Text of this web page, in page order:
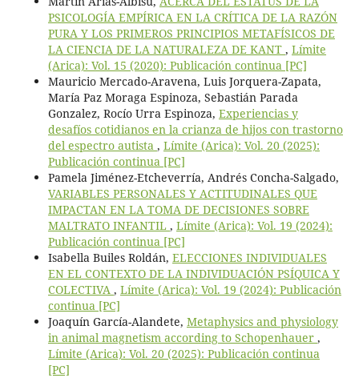
PSICOLOGÍA EMPÍRICA EN LA CRÍTICA DE LA RAZÓN
PURA Y LOS PRIMEROS PRINCIPIOS METAFÍSICOS DE
LA CIENCIA DE LA NATURALEZA DE KANT , Límite
(Arica): Vol. 15 (2020): Publicación continua [PC]
Mauricio Mercado-Aravena, Luis Jorquera-Zapata,
María Paz Moraga Espinoza, Sebastián Parada
Gonzalez, Rocío Urra Espinoza, Experiencias y
desafíos cotidianos en la crianza de hijos con trastorno
del espectro autista , Límite (Arica): Vol. 20 (2025):
Publicación continua [PC]
Pamela Jiménez-Etcheverría, Andrés Concha-Salgado,
VARIABLES PERSONALES Y ACTITUDINALES QUE
IMPACTAN EN LA TOMA DE DECISIONES SOBRE
MALTRATO INFANTIL , Límite (Arica): Vol. 19 (2024):
Publicación continua [PC]
Isabella Builes Roldán, ELECCIONES INDIVIDUALES
EN EL CONTEXTO DE LA INDIVIDUACIÓN PSÍQUICA Y
COLECTIVA , Límite (Arica): Vol. 19 (2024): Publicación
continua [PC]
Joaquín García-Alandete, Metaphysics and physiology
in animal magnetism according to Schopenhauer ,
Límite (Arica): Vol. 20 (2025): Publicación continua
[PC]